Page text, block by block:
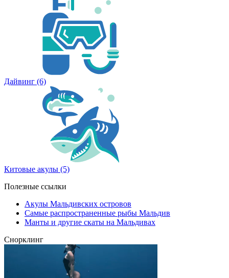
Дайвинг (6)
Китовые акулы (5)
Полезные ссылки
Акулы Мальдивских островов
Самые распространенные рыбы Мальдив
Манты и другие скаты на Мальдивах
Снорклинг